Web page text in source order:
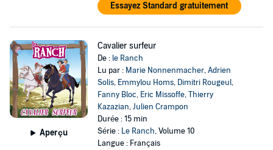
Essayez Standard gratuitement
Aperçu
Cavalier surfeur
De : le Ranch
Lu par : Marie Nonnenmacher,Adrien
Solis, Emmylou Homs, Dimitri Rougeul,
Fanny Bloc, Eric Missoffe,Thierry
Kazazian,Julien Crampon
Durée : 15 min
Série : Le Ranch, Volume 10
Langue : Français